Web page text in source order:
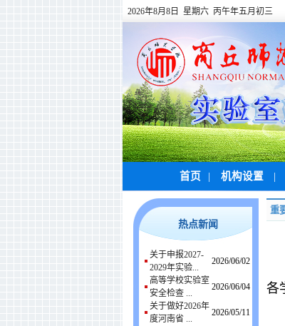
2026年8月8日 星期六 丙午年五月初三
首页 | 机构设置 |
热点新闻
关于申报2027-
2029年实验...
2026/06/02
高等学校实验室
安全检查 ...
2026/06/04
关于做好2026年
度河南省 ...
2026/05/11
重
各